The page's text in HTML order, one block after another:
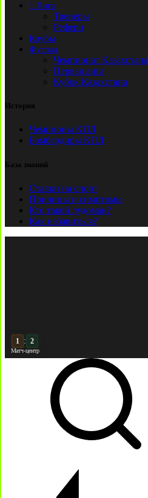
1 Лига
Тренеры
Рефери
Клубы
Футзал
Чемпионат Казахстана
Первая лига
Кубок Казахстана
История
Чемпионы КПЛ
Бомбардиры КПЛ
База знаний
Ставки на спорт
Причины и симптомы
Кто такой лудоман?
Как избавиться?
2 : 2
Матч-центр